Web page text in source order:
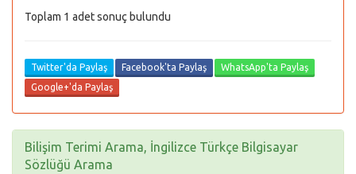
Toplam 1 adet sonuç bulundu
Twitter'da Paylaş Facebook'ta Paylaş
WhatsApp'ta Paylaş
Google+'da Paylaş
Bilişim Terimi Arama, İngilizce Türkçe Bilgisayar
Sözlüğü Arama